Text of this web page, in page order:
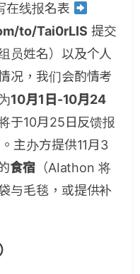
在线报名表
to/Tai0rLIS 提交
员姓名）以及个人
况，我们会酌情考
10月1日-10月24
于10月25日反馈报
主办方提供11月3
食宿（AIathon 将
与毛毯，或提供补